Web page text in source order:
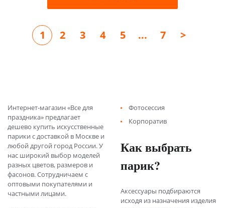
1 2 3 4 5 ... 7 >
Интернет-магазин «Все для
праздника» предлагает
дешево купить искусственные
парики с доставкой в Москве и
любой другой город России. У
нас широкий выбор моделей
разных цветов, размеров и
фасонов. Сотрудничаем с
оптовыми покупателями и
частными лицами.
Фотосессия
Корпоратив
Как выбрать
парик?
Аксессуары подбираются
исходя из назначения изделия